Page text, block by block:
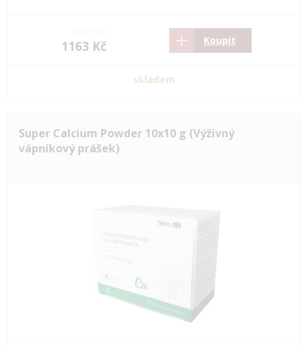
1163 Kč Koupit
skladem
Super Calcium Powder 10x10 g (Výživný
vápníkový prášek)